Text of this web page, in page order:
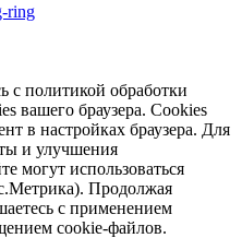
ring
с политикой обработки
вашего браузера. Cookies
в настройках браузера. Для
и улучшения
могут использоваться
Продолжая
с применением
cookie-файлов.